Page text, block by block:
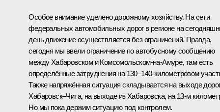
Особое внимание уделено дорожному хозяйству. На сети
федеральных автомобильных дорог в регионе на
день движение осуществляется без ограничений. Правда,
сегодня мы ввели ограничение по автобусному сообщению
между Хабаровском и Комсомольском-на-Амуре, там есть
определённые затруднения на 130–140-километровом
Также напряжённая ситуация складывается на выходе
Хабаровск–Чита, на выходе из Хабаровска, на 13-м
Но мы пока держим ситуацию под контролем.